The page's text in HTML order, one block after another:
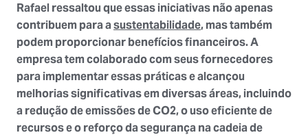
Rafael ressaltou que essas iniciativas não apenas
contribuem para asustentabilidade, mas também
podem proporcionar benefícios financeiros. A
empresa tem colaborado com seus fornecedores
para implementar essas práticas e alcançou
melhorias significativas em diversas áreas, incluindo
a redução de emissões de CO2, o uso eficiente de
recursos e o reforço da segurança na cadeia de